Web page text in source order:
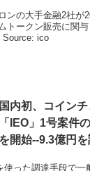
ンの大手金融2社が
トークン販売に関
Source: ico
国内初、コイン
「IEO」1号案件
を開始--9.3億円
った調達手段で一